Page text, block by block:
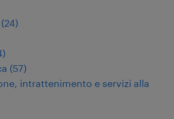
(24)
)
(57)
intrattenimento e servizi alla